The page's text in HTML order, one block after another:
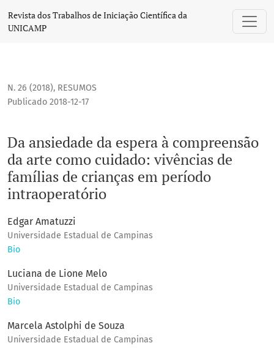
Da ansiedade da espera à compreensão da arte como
Revista dos Trabalhos de Iniciação Científica da
UNICAMP
N. 26 (2018), RESUMOS
Da ansiedade da espera à compreensão
da arte como cuidado: vivências de
famílias de crianças em período
intraoperatório
Publicado 2018-12-17
Edgar Amatuzzi
Universidade Estadual de Campinas
Bio
Luciana de Lione Melo
Universidade Estadual de Campinas
Bio
Marcela Astolphi de Souza
Universidade Estadual de Campinas